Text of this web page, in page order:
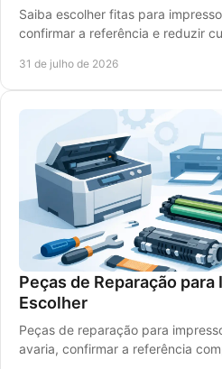
Saiba escolher fitas para
confirmar a referência e reduzir
31 de julho de 2026
Peças de Reparação
Escolher
Peças de reparação para
avaria, confirmar a referência